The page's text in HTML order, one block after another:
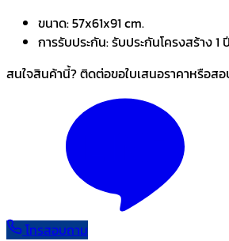
ขนาด:57x61x91 cm.
การรับประกัน:รับประกันโครงสร้าง 1 ปี
สนใจสินค้านี้? ติดต่อขอใบเสนอราคาหรือส
โทรสอบถาม